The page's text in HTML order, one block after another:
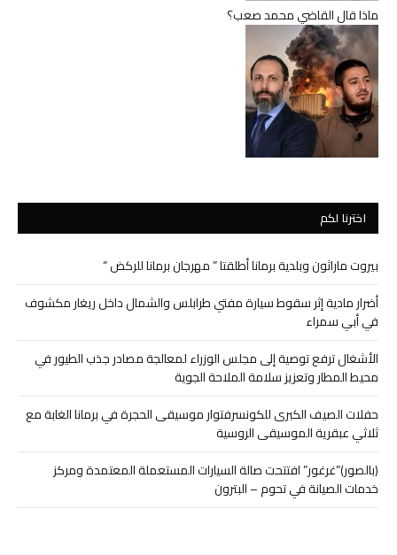
ماذا قال القاضي محمد صعب؟
اخترنا لكم
بيروت ماراثون وبلدية برمانا أطلقتا ” مهرجان برمانا للركض “
أضرار مادية إثر سقوط سيارة مفتي طرابلس والشمال داخل ريغار مكشوف
في أبي سمراء
الأشغال ترفع توصية إلى مجلس الوزراء لمعالجة مصادر جذب الطيور في
محيط المطار وتعزيز سلامة الملاحة الجوية
حفلات الصيف الكبرى للكونسرفتوار موسيقى الحجرة في برمانا الغابة مع
ثلاثي عبقرية الموسيقى الروسية
(بالصور)”غرغور” افتتحت صالة السيارات المستعملة المعتمدة ومركز
خدمات الصيانة في تحوم – البترون